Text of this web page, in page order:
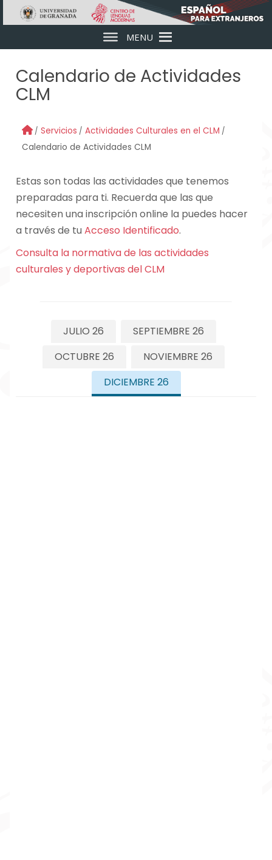
Skip to main content
MENU
Calendario de Actividades
CLM
Servicios
Actividades Culturales en el CLM
Calendario de Actividades CLM
Estas son todas las actividades que tenemos
preparadas para ti. Recuerda que las que
necesiten una inscripción online la puedes hacer
a través de tuAcceso Identificado.
Consulta la normativa de las actividades
culturales y deportivas del CLM
JULIO 26
SEPTIEMBRE 26
OCTUBRE 26
NOVIEMBRE 26
DICIEMBRE 26